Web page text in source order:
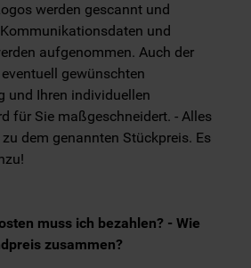
werden gescannt und
und
aufgenommen. Auch der
gewünschten
und Ihren individuellen
für Sie maßgeschneidert. - Alles
dem genannten Stückpreis. Es
muss ich bezahlen? - Wie
zusammen?